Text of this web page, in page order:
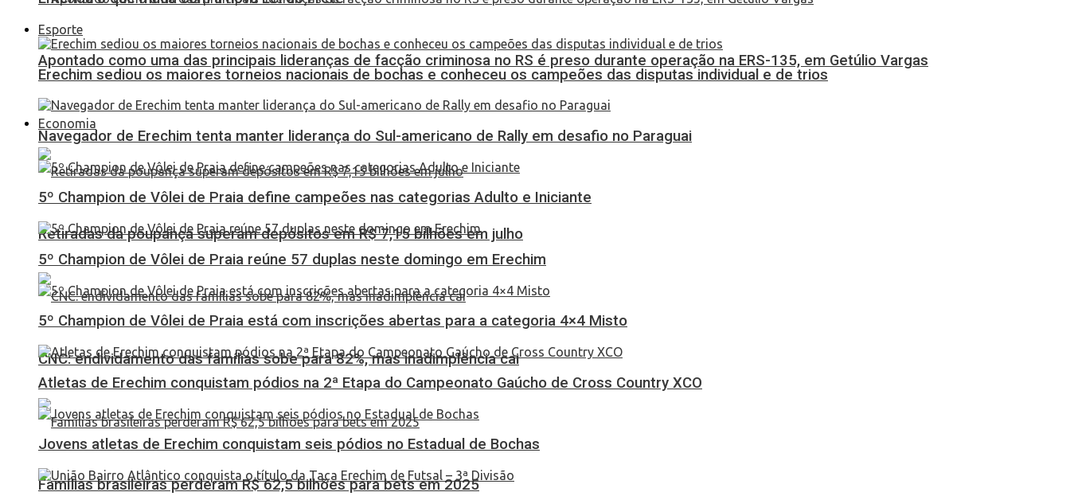
Apontado como uma das principais lideranças de facção criminosa no RS é preso durante operação na ERS-135, em Getúlio Vargas
Economia
Retiradas da poupança superam depósitos em R$ 7,15 bilhões em julho
CNC: endividamento das famílias sobe para 82%, mas inadimplência cai
Famílias brasileiras perderam R$ 62,5 bilhões para bets em 2025
Esporte
Erechim sediou os maiores torneios nacionais de bochas e conheceu os campeões das disputas individual e de trios
Navegador de Erechim tenta manter liderança do Sul-americano de Rally em desafio no Paraguai
5º Champion de Vôlei de Praia define campeões nas categorias Adulto e Iniciante
5º Champion de Vôlei de Praia reúne 57 duplas neste domingo em Erechim
5º Champion de Vôlei de Praia está com inscrições abertas para a categoria 4×4 Misto
Atletas de Erechim conquistam pódios na 2ª Etapa do Campeonato Gaúcho de Cross Country XCO
Jovens atletas de Erechim conquistam seis pódios no Estadual de Bochas